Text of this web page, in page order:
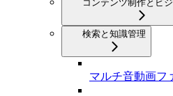
コンテンツ制作とビ
検索と知識管理
マルチ音動画フ